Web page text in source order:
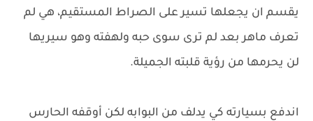
يقسم ان يجعلها تسير على الصراط المستقيم، هي لم
تعرف ماهر بعد لم ترى سوى حبه ولهفته وهو سيريها
لن يحرمها من رؤية قلبته الجميلة.
اندفع بسيارته كي يدلف من البوابه لكن أوقفه الحارس